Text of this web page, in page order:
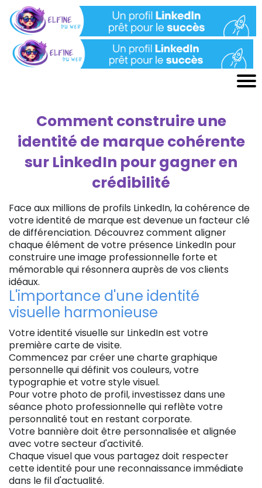
Comment construire une
identité de marque cohérente
sur LinkedIn pour gagner en
crédibilité
Face aux millions de profils LinkedIn, la cohérence de
votre identité de marque est devenue un facteur clé
de différenciation. Découvrez comment aligner
chaque élément de votre présence LinkedIn pour
construire une image professionnelle forte et
mémorable qui résonnera auprès de vos clients
idéaux.
L'importance d'une identité
visuelle harmonieuse
Votre identité visuelle sur LinkedIn est votre
première carte de visite.
Commencez par créer une charte graphique
personnelle qui définit vos couleurs, votre
typographie et votre style visuel.
Pour votre photo de profil, investissez dans une
séance photo professionnelle qui reflète votre
personnalité tout en restant corporate.
Votre bannière doit être personnalisée et alignée
avec votre secteur d'activité.
Chaque visuel que vous partagez doit respecter
cette identité pour une reconnaissance immédiate
dans le fil d'actualité.